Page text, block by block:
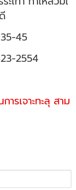
45
2554
รเจาะทะลุ สาม